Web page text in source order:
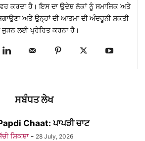
ਕਰਦਾ ਹੈ। ਇਸ ਦਾ ਉਦੇਸ਼ ਲੋਕਾਂ ਨੂੰ ਸਮਾਜਿਕ ਅਤੇ
ਅਤੇ ਉਨ੍ਹਾਂ ਦੀ ਆਤਮਾ ਦੀ ਅੰਦਰੂਨੀ ਸ਼ਕਤੀ
ਜੁੜਨ ਲਈ ਪ੍ਰੇਰਿਤ ਕਰਨਾ ਹੈ।
ਸਬੰਧਤ ਲੇਖ
Chaat: ਪਾਪੜੀ ਚਾਟ
ਸ਼ਿਕਸ਼ਾ - 28 July, 2026